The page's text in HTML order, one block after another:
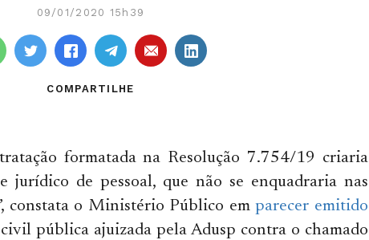
09/01/2020 15h39
COMPARTILHE
formatada na Resolução 7.754/19 criaria
jurídico de pessoal, que não se enquadraria nas
constata o Ministério Público emparecer emitido
pública ajuizada pela Adusp contra o chamado